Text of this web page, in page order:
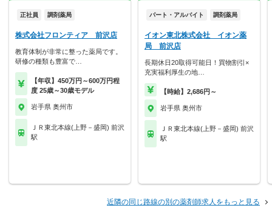
正社員 調剤薬局
株式会社フロンティア 前沢店
教育体制が非常に整った薬局です。
研修の種類も豊富で…
【年収】450万円～600万円程
度 25歳～30歳モデル
岩手県 奥州市
ＪＲ東北本線(上野－盛岡) 前沢
駅
パート・アルバイト 調剤薬局
イオン東北株式会社 イオン薬
局 前沢店
長期休日20取得可能日！買物割引×
充実福利厚生の地…
【時給】2,686円～
岩手県 奥州市
ＪＲ東北本線(上野－盛岡) 前沢
駅
近隣の同じ路線の別の薬剤師求人をもっと見る